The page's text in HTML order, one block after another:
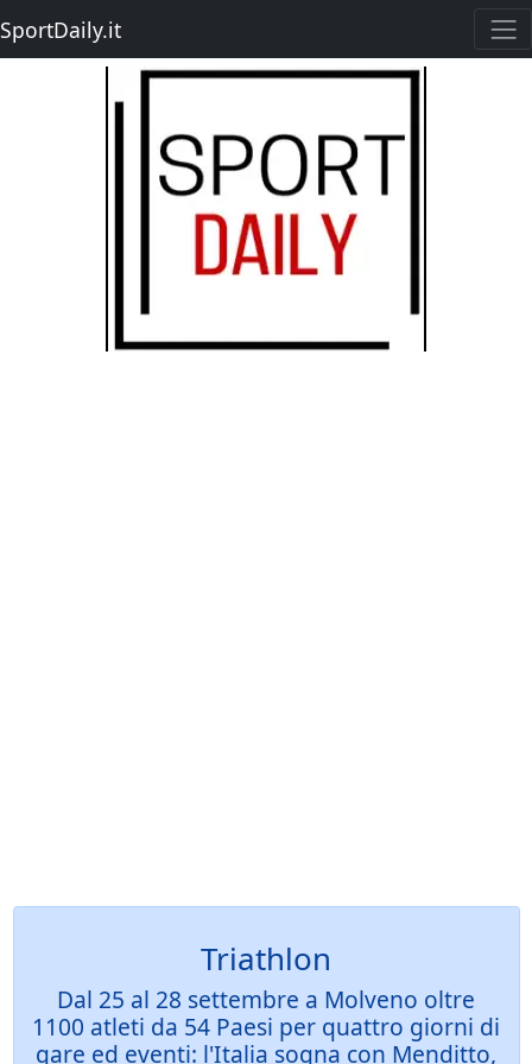
SportDaily.it
Triathlon
Dal 25 al 28 settembre a Molveno oltre
1100 atleti da 54 Paesi per quattro giorni di
gare ed eventi: l'Italia sogna con Menditto,